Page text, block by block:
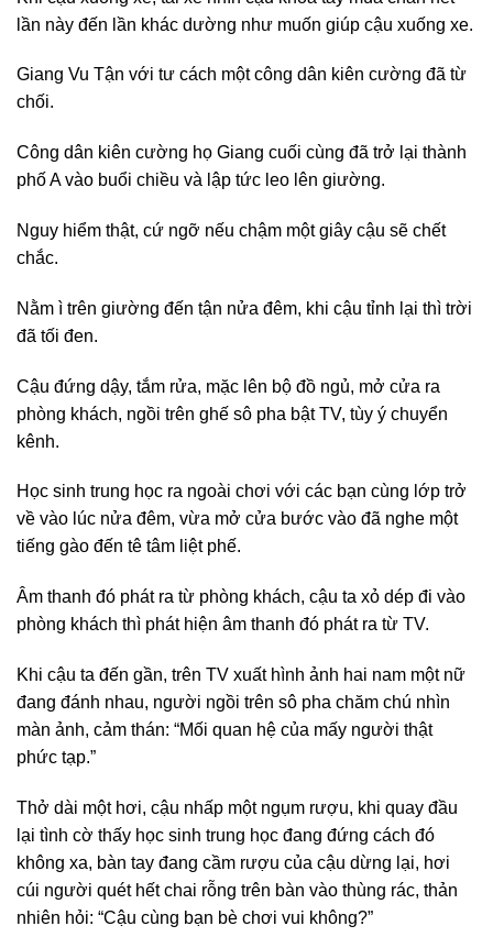
lần này đến lần khác dường như muốn giúp cậu xuống xe.
Giang Vu Tận với tư cách một công dân kiên cường đã từ
chối.
Công dân kiên cường họ Giang cuối cùng đã trở lại thành
phố A vào buổi chiều và lập tức leo lên giường.
Nguy hiểm thật, cứ ngỡ nếu chậm một giây cậu sẽ chết
chắc.
Nằm ì trên giường đến tận nửa đêm, khi cậu tỉnh lại thì trời
đã tối đen.
Cậu đứng dậy, tắm rửa, mặc lên bộ đồ ngủ, mở cửa ra
phòng khách, ngồi trên ghế sô pha bật TV, tùy ý chuyển
kênh.
Học sinh trung học ra ngoài chơi với các bạn cùng lớp trở
về vào lúc nửa đêm, vừa mở cửa bước vào đã nghe một
tiếng gào đến tê tâm liệt phế.
Âm thanh đó phát ra từ phòng khách, cậu ta xỏ dép đi vào
phòng khách thì phát hiện âm thanh đó phát ra từ TV.
Khi cậu ta đến gần, trên TV xuất hình ảnh hai nam một nữ
đang đánh nhau, người ngồi trên sô pha chăm chú nhìn
màn ảnh, cảm thán: “Mối quan hệ của mấy người thật
phức tạp.”
Thở dài một hơi, cậu nhấp một ngụm rượu, khi quay đầu
lại tình cờ thấy học sinh trung học đang đứng cách đó
không xa, bàn tay đang cầm rượu của cậu dừng lại, hơi
cúi người quét hết chai rỗng trên bàn vào thùng rác, thản
nhiên hỏi: “Cậu cùng bạn bè chơi vui không?”